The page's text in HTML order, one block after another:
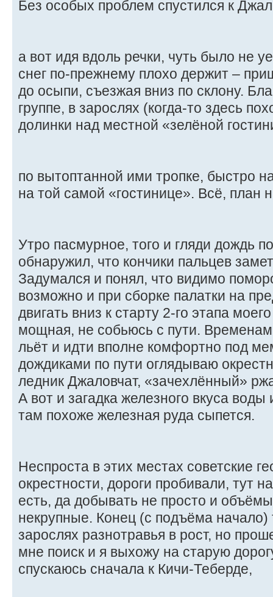
Без особых проблем спустился к
а вот идя вдоль речки, чуть было не
снег по-прежнему плохо держит –
до осыпи, съезжая вниз по склону.
группе, в зарослях (когда-то здесь
долинки над местной «зелёной
по вытоптанной ими тропке, быстро
на той самой «гостинице». Всё, план
Утро пасмурное, того и гляди дождь
обнаружил, что кончики пальцев
Задумался и понял, что видимо
возможно и при сборке палатки на
двигать вниз к старту 2-го этапа
мощная, не собьюсь с пути.
льёт и идти вполне комфортно под
дождиками по пути оглядываю
ледник Джаловчат, «зачехлённый»
А вот и загадка железного вкуса
там похоже железная руда сыпется.
Неспроста в этих местах советские
окрестности, дороги пробивали, тут
есть, да добывать не просто и
некрупные. Конец (с подъёма начало)
зарослях разнотравья в рост, но
мне поиск и я выхожу на старую
спускаюсь сначала к Кичи-Теберде,